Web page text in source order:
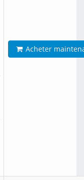
Acheter